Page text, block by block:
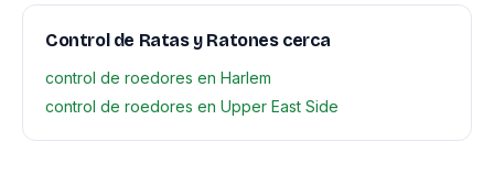
Control de Ratas y Ratones cerca
control de roedores en Harlem
control de roedores en Upper East Side